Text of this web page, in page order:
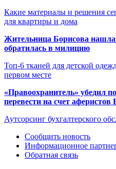
Какие материалы и решения
для квартиры и дома
Жительница Борисова
обратилась в милицию
Топ-6 тканей для детской
первом месте
«Правоохранитель» убедил
перевести на счет аферистов
Аутсорсинг бухгалтерского
Сообщить новость
Информационное
Обратная связь